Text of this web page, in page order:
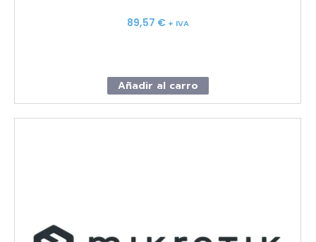
89,57 € + IVA
Añadir al carro